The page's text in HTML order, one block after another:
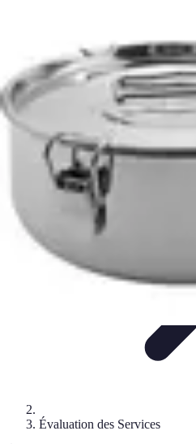
Conseils PratiquesConseils
Plombier Disponible
Évaluation des Services